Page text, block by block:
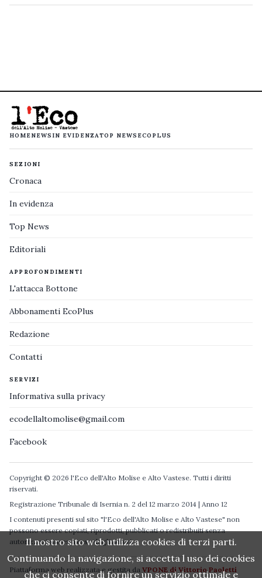
HOMENEWS IN EVIDENZATOP NEWS ECOPLUS
SEZIONI
Cronaca
In evidenza
Top News
Editoriali
APPROFONDIMENTI
L'attacca Bottone
Abbonamenti EcoPlus
Redazione
Contatti
SERVIZI
Informativa sulla privacy
ecodellaltomolise@gmail.com
Facebook
Copyright © 2026 l'Eco dell'Alto Molise e Alto Vastese. Tutti i diritti
riservati.
Registrazione Tribunale di Isernia n. 2 del 12 marzo 2014 | Anno 12
I contenuti presenti sul sito "l'Eco dell'Alto Molise e Alto Vastese" non
possono essere copiati, riprodotti, pubblicati o redistribuiti senza
autorizzazione espressa degli autori.
Piattaforma web realizzata e gestita da VPONE di Vittorio Paoletti
Il nostro sito web utilizza cookies di terzi parti.
Continuando la navigazione, si accetta l uso dei cookies
che ci consente di fornire un servizio ottimale e